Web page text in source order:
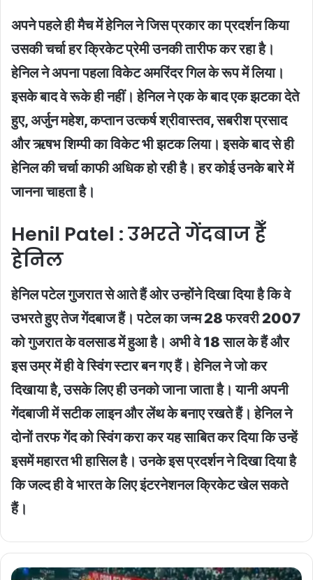
अपने पहले ही मैच में हेनिल ने जिस प्रकार का प्रदर्शन किया
उसकी चर्चा हर क्रिकेट प्रेमी उनकी तारीफ कर रहा है।
हेनिल ने अपना पहला विकेट अमरिंदर गिल के रूप में लिया।
इसके बाद वे रूके ही नहीं। हेनिल ने एक के बाद एक झटका देते
हुए, अर्जुन महेश, कप्‍तान उत्कर्ष श्रीवास्तव, सबरीश प्रसाद
और ऋषभ शिम्पी का विकेट भी झटक लिया। इसके बाद से ही
हेनिल की चर्चा काफी अधिक हो रही है। हर कोई उनके बारे में
जानना चाहता है।
Henil Patel : उभरते गेंदबाज हैँ
हेनिल
हेनिल पटेल गुजरात से आते हैं ओर उन्होंने दिखा दिया है कि वे
उभरते हुए तेज गेंदबाज हैं। पटेल का जन्‍म 28 फरवरी 2007
को गुजरात के वलसाड में हुआ है। अभी वे 18 साल के हैं और
इस उम्र में ही वे स्विंग स्‍टार बन गए हैं। हेनिल ने जो कर
दिखाया है, उसके लिए ही उनको जाना जाता है। यानी अपनी
गेंदबाजी में सटीक लाइन और लेंथ के बनाए रखते हैं। हेनिल ने
दोनों तरफ गेंद को स्विंग करा कर यह साबित कर दिया कि उन्हें
इसमें महारत भी हासिल है। उनके इस प्रदर्शन ने दिखा दिया है
कि जल्द ही वे भारत के लिए इंटरनेशनल क्रिकेट खेल सकते
हैं।
Real